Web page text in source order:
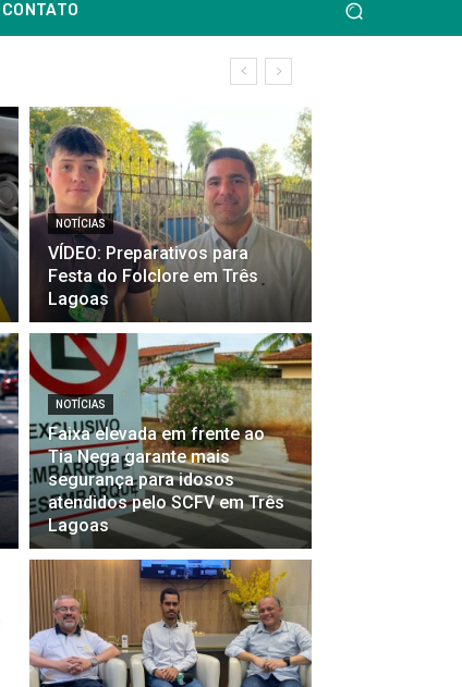
CONTATO
NOTÍCIAS
VÍDEO: Preparativos para
Festa do Folclore em Três
Lagoas
NOTÍCIAS
Faixa elevada em frente ao
Tia Nega garante mais
segurança para idosos
atendidos pelo SCFV em Três
Lagoas